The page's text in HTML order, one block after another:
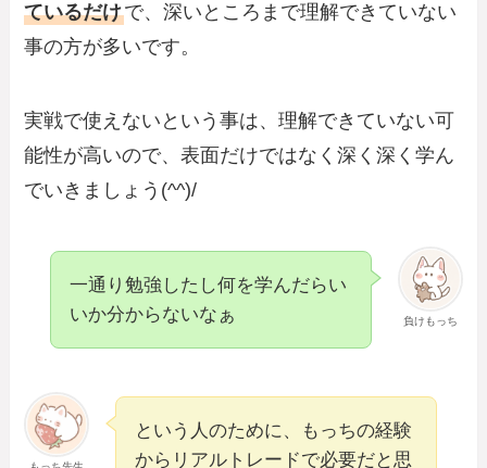
ているだけで、深いところまで理解できていない
事の方が多いです。
実戦で使えないという事は、理解できていない可
能性が高いので、表面だけではなく深く深く学ん
でいきましょう(^^)/
負けもっち
一通り勉強したし何を学んだらい
いか分からないなぁ
という人のために、もっちの経験
からリアルトレードで必要だと思